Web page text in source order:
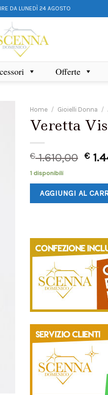
DA LUNEDÌ 24 AGOSTO
Offerte
Home / Gioielli Donna /
Veretta
€1.610,00 €
1 disponibili
AGGIUNGI AL